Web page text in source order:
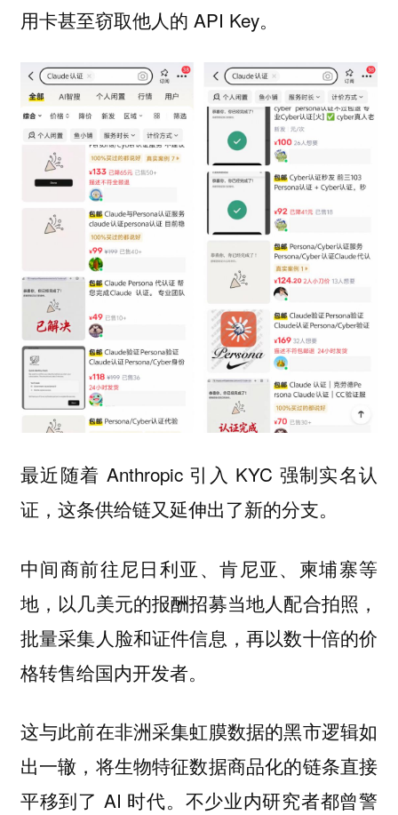
用卡甚至窃取他人的 API Key。
最近随着 Anthropic 引入 KYC 强制实名认
证，这条供给链又延伸出了新的分支。
中间商前往尼日利亚、肯尼亚、柬埔寨等
地，以几美元的报酬招募当地人配合拍照，
批量采集人脸和证件信息，再以数十倍的价
格转售给国内开发者。
这与此前在非洲采集虹膜数据的黑市逻辑如
出一辙，将生物特征数据商品化的链条直接
平移到了 AI 时代。不少业内研究者都曾警